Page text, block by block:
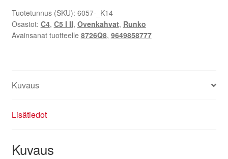
Tuotetunnus (SKU): 6057-_K14
Osastot: C4, C5 I II, Ovenkahvat, Runko
Avainsanat tuotteelle 8726Q8, 9649858777
Kuvaus
Lisätiedot
Kuvaus